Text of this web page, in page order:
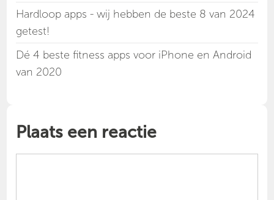
Hardloop apps - wij hebben de beste 8 van 2024
getest!
Dé 4 beste fitness apps voor iPhone en Android
van 2020
Plaats een reactie